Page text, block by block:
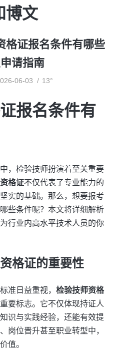
博文
格证报名条件有哪些
请指南
06-03 13°
报名条件有
，检验技师扮演着至关重要
格证不仅代表了专业能力的
实的基础。那么，想要报考
些条件呢？本文将详细解析
行业内高水平技术人员的你
格证的重要性
准日益重视， 检验技师资格
要标志。它不仅体现持证人
识与实践经验，还能有效提
岗位晋升甚至职业转型中，
值。